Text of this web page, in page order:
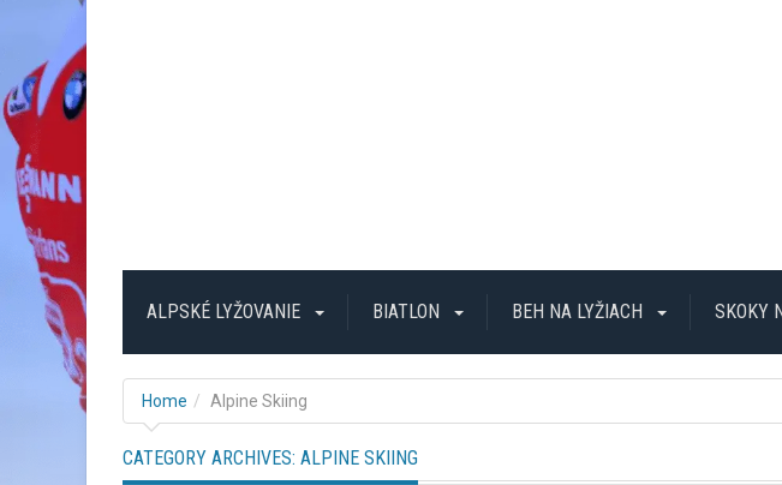
ALPSKÉ LYŽOVANIE BIATLON BEH NA LYŽIACH SKOKY
Home Alpine Skiing
CATEGORY ARCHIVES: ALPINE SKIING